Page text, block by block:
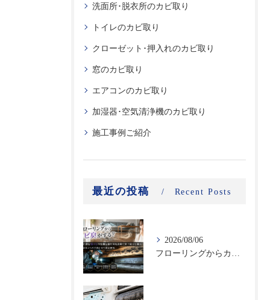
洗面所･脱衣所のカビ取り
トイレのカビ取り
クローゼット･押入れのカビ取り
窓のカビ取り
エアコンのカビ取り
加湿器･空気清浄機のカビ取り
施工事例ご紹介
最近の投稿 Recent Posts
2026/08/06